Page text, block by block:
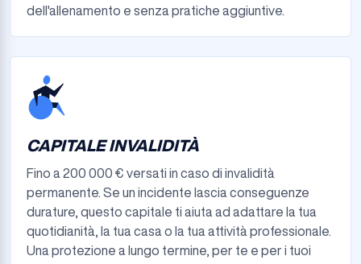
dell'allenamento e senza pratiche aggiuntive.
CAPITALE INVALIDITÀ
Fino a 200 000 € versati in caso di invalidità
permanente. Se un incidente lascia conseguenze
durature, questo capitale ti aiuta ad adattare la tua
quotidianità, la tua casa o la tua attività professionale.
Una protezione a lungo termine, per te e per i tuoi